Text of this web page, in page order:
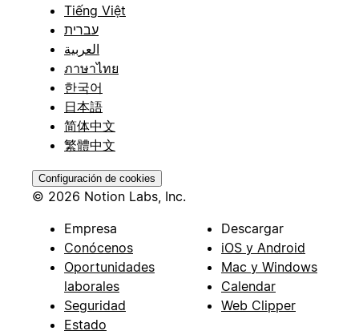
Tiếng Việt
עברית
العربية
ภาษาไทย
한국어
日本語
简体中文
繁體中文
Configuración de cookies
© 2026 Notion Labs, Inc.
Empresa
Conócenos
Oportunidades
laborales
Seguridad
Estado
Descargar
iOS y Android
Mac y Windows
Calendar
Web Clipper